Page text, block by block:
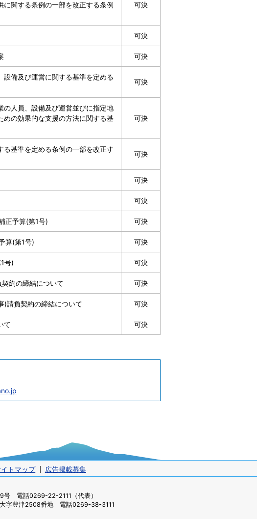
関する条例の一部を改正する条例
可決
可決
可決
備及び運営に関する基準を定める
可決
の人員、設備及び運営並びに指定地
めの効果的な支援の方法に関する基
可決
基準を定める条例の一部を改正す
可決
可決
可決
正予算(第1号) 可決
算(第1号) 可決
号) 可決
約の締結について 可決
)請負契約の締結について 可決
て 可決
トマップ 広告掲載募集
電話0269-22-2111（代表）
字豊津2508番地 電話0269-38-3111